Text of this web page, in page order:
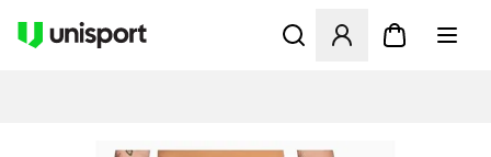
Åbner en Modal til at